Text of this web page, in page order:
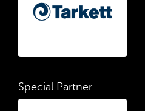
Special Partner